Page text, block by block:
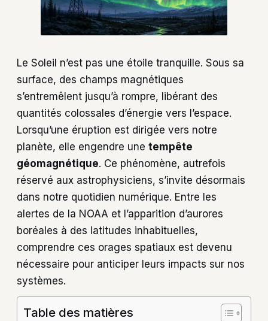
Le Soleil n’est pas une étoile tranquille. Sous sa
surface, des champs magnétiques
s’entremêlent jusqu’à rompre, libérant des
quantités colossales d’énergie vers l’espace.
Lorsqu’une éruption est dirigée vers notre
planète, elle engendre une tempête
géomagnétique. Ce phénomène, autrefois
réservé aux astrophysiciens, s’invite désormais
dans notre quotidien numérique. Entre les
alertes de la NOAA et l’apparition d’aurores
boréales à des latitudes inhabituelles,
comprendre ces orages spatiaux est devenu
nécessaire pour anticiper leurs impacts sur nos
systèmes.
Table des matières